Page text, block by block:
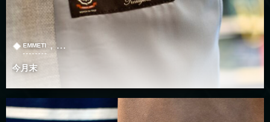
EMMETI , …
今月末